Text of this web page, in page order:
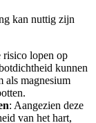
kan nuttig zijn
risico lopen op
kunnen
als magnesium
: Aangezien deze
van het hart,